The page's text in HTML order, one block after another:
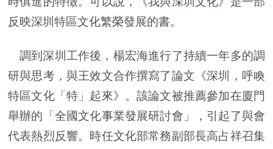
反映深圳特區文化繁榮發展的書。
調到深圳工作後，楊宏海進行了持續一年多的調
研與思考，與王效文合作撰寫了論文《深圳，呼喚
特區文化「特」起來》。該論文被推薦參加在廈門
舉辦的「全國文化事業發展研討會」，引起了與會
代表熱烈反響。時任文化部常務副部長高占祥召集